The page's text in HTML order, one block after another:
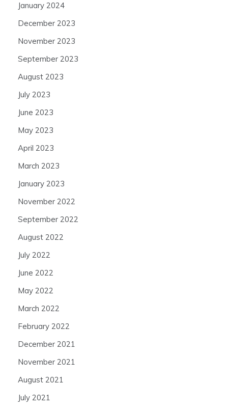
January 2024
December 2023
November 2023
September 2023
August 2023
July 2023
June 2023
May 2023
April 2023
March 2023
January 2023
November 2022
September 2022
August 2022
July 2022
June 2022
May 2022
March 2022
February 2022
December 2021
November 2021
August 2021
July 2021